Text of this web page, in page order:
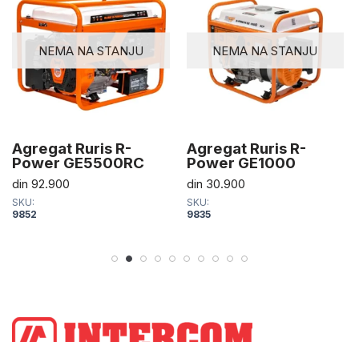
NEMA NA STANJU
Agregat Ruris R-
Power GE5500RC
din 92.900
SKU:
9852
NEMA NA STANJU
Agregat Ruris R-
Power GE1000
din 30.900
SKU:
9835